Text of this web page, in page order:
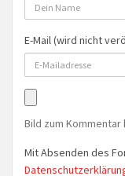
E-Mail (wird nicht
Bild zum Kommentar
Mit Absenden des